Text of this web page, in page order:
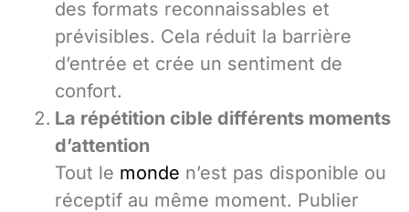
des formats reconnaissables et
prévisibles. Cela réduit la barrière
d’entrée et crée un sentiment de
confort.
La répétition cible différents moments
d’attention
Tout le monde n’est pas disponible ou
réceptif au même moment. Publier